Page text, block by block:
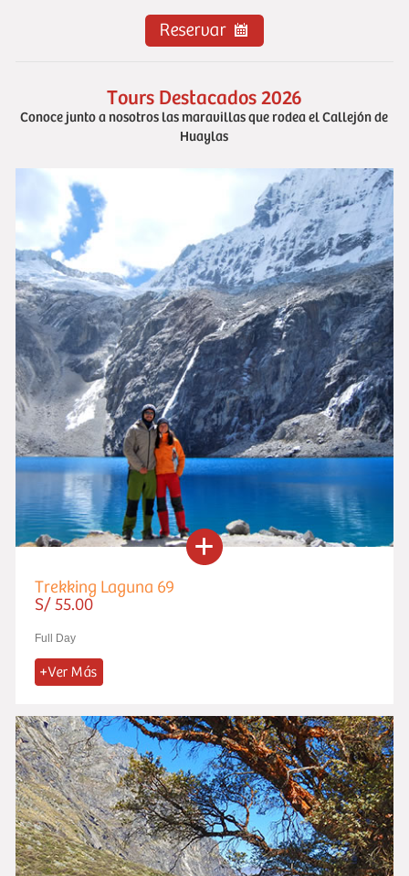
Tours Destacados 2026
Conoce junto a nosotros las maravillas que rodea el Callejón de
Huaylas
Trekking Laguna 69
S/ 55.00
Full Day